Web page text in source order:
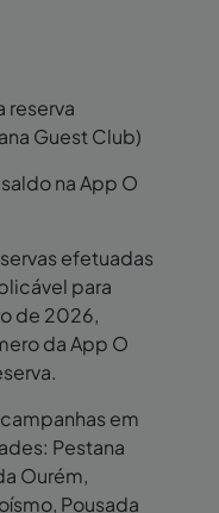
reserva
Guest Club)
na App O
efetuadas
para
de 2026,
da App O
em
Pestana
Ourém,
Pousada